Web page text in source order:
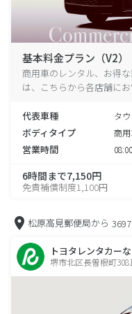
基本料金プラン（V2）
商用車のレンタル、お得
は、こちらから各店舗にお
代表車種 タ
ボディタイプ 商
営業時間
6時間まで7,150円
免責補償制度1,100円
松原高見郵便局から
トヨタレンタカー
堺市北区長曽根町